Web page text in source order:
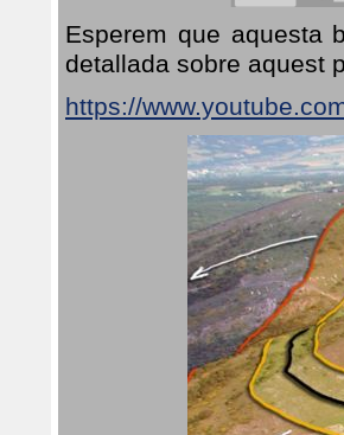
Esperem que aquesta
detallada sobre aquest
https://